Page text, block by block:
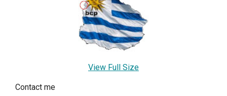
View Full Size
Contact me